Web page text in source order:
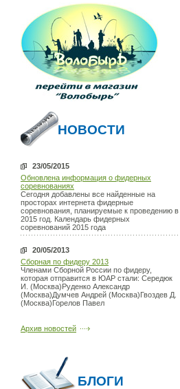
НОВОСТИ
23/05/2015
Обновлена информация о фидерных
соревнованиях
Сегодня добавлены все найденные на
просторах интернета фидерные
соревнования, планируемые к проведению в
2015 год. Календарь фидерных
соревнований 2015 года
20/05/2013
Сборная по фидеру 2013
Членами Сборной России по фидеру,
которая отправится в ЮАР стали: Середюк
И. (Москва)Руденко Александр
(Москва)Думчев Андрей (Москва)Гвоздев Д.
(Москва)Горелов Павел
Архив новостей
БЛОГИ